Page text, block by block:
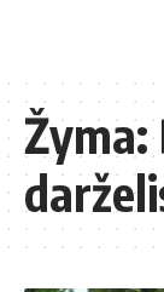
Žyma: